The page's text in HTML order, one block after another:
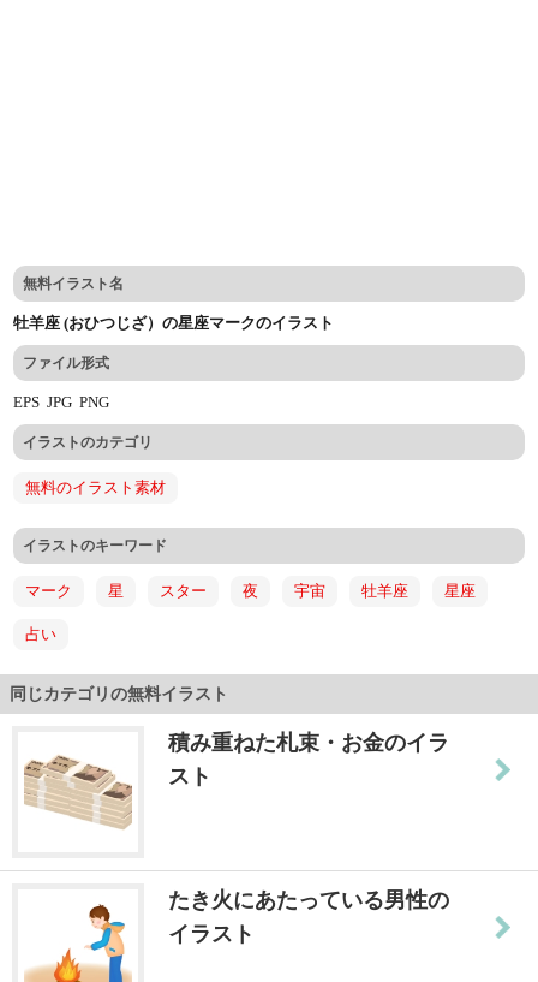
無料イラスト名
牡羊座 (おひつじざ）の星座マークのイラスト
ファイル形式
EPSJPGPNG
イラストのカテゴリ
無料のイラスト素材
イラストのキーワード
マーク 星 スター 夜 宇宙 牡羊座 星座
占い
同じカテゴリの無料イラスト
積み重ねた札束・お金のイラ
スト
たき火にあたっている男性の
イラスト